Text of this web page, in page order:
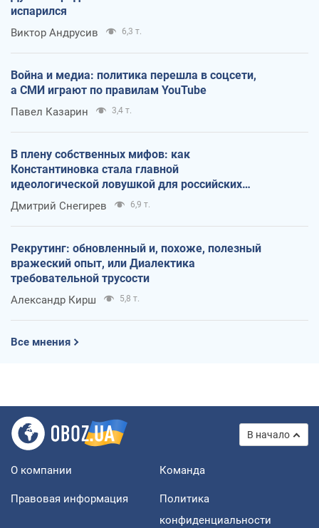
испарился
Виктор Андрусив 6,3 т.
Война и медиа: политика перешла в соцсети,
а СМИ играют по правилам YouTube
Павел Казарин 3,4 т.
В плену собственных мифов: как
Константиновка стала главной
идеологической ловушкой для российских
оккупантов
Дмитрий Снегирев 6,9 т.
Рекрутинг: обновленный и, похоже, полезный
вражеский опыт, или Диалектика
требовательной трусости
Александр Кирш 5,8 т.
Все мнения
В начало
О компании Команда
Правовая информация
Политика
конфиденциальности